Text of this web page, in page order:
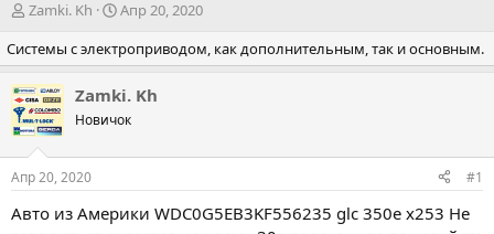
А
т
о
р
т
е
м
Zamki. Kh
Д
т
а
н
а
ч
а
Апр 20, 2020
Системы с электроприводом, как дополнительным, так и основным.
Zamki. Kh
Новичок
Апр 20, 2020 #1
Авто из Америки WDC0G5EB3KF556235 glc 350e x253 Не